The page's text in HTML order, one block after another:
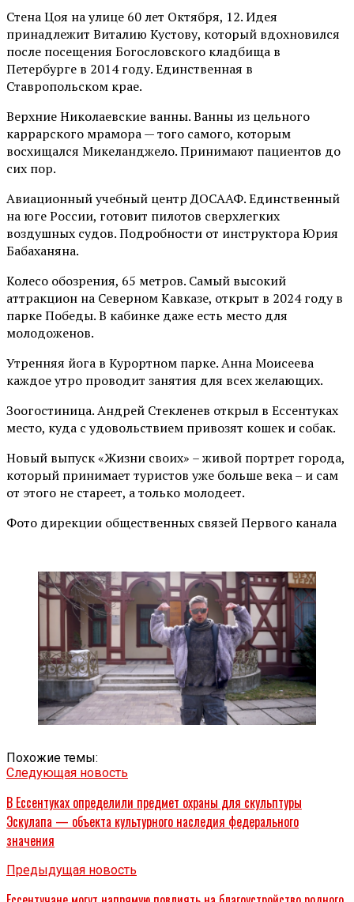
Стена Цоя на улице 60 лет Октября, 12. Идея
принадлежит Виталию Кустову, который вдохновился
после посещения Богословского кладбища в
Петербурге в 2014 году. Единственная в
Ставропольском крае.
Верхние Николаевские ванны. Ванны из цельного
каррарского мрамора — того самого, которым
восхищался Микеланджело. Принимают пациентов до
сих пор.
Авиационный учебный центр ДОСААФ. Единственный
на юге России, готовит пилотов сверхлегких
воздушных судов. Подробности от инструктора Юрия
Бабаханяна.
Колесо обозрения, 65 метров. Самый высокий
аттракцион на Северном Кавказе, открыт в 2024 году в
парке Победы. В кабинке даже есть место для
молодоженов.
Утренняя йога в Курортном парке. Анна Моисеева
каждое утро проводит занятия для всех желающих.
Зоогостиница. Андрей Стекленев открыл в Ессентуках
место, куда с удовольствием привозят кошек и собак.
Новый выпуск «Жизни своих» – живой портрет города,
который принимает туристов уже больше века – и сам
от этого не стареет, а только молодеет.
Фото дирекции общественных связей Первого канала
Похожие темы:
Следующая новость
В Ессентуках определили предмет охраны для скульптуры
Эскулапа — объекта культурного наследия федерального
значения
Предыдущая новость